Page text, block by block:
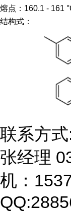
熔点：160.1 - 161
结构式：
联系方式
张经理
机：